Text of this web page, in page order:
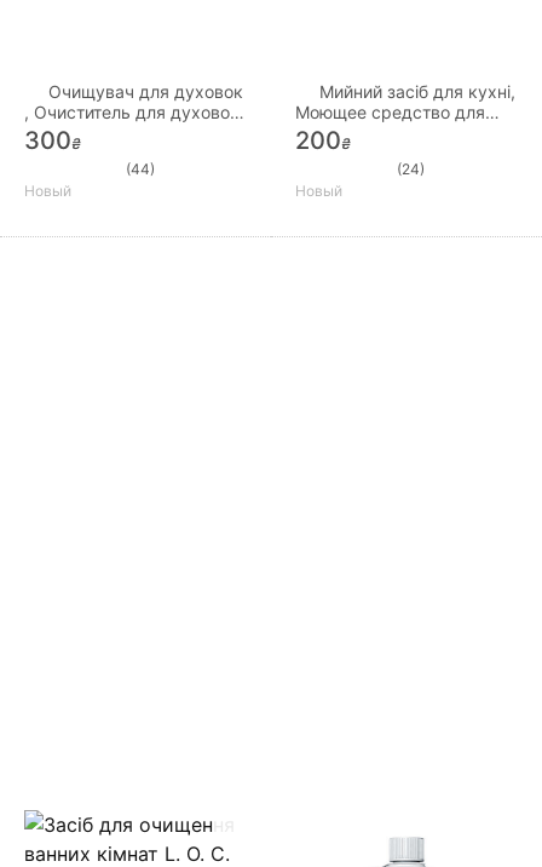
Очищувач для духовок
, Очиститель для духовок
AMWAY 0014 500мл, У10
300₴
(44)
Новый
Мийний засіб для кухні,
Моющее средство для
кухни L. O. C. 117079, У10
200₴
(24)
Новый